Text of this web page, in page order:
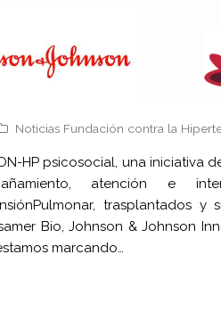
Noticias Fundación contra la
HP psicosocial, una iniciativa
atención e
trasplantados
Bio, Johnson & Johnson
marcando…